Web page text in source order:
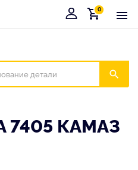
Корзина
0
7405 КАМАЗ